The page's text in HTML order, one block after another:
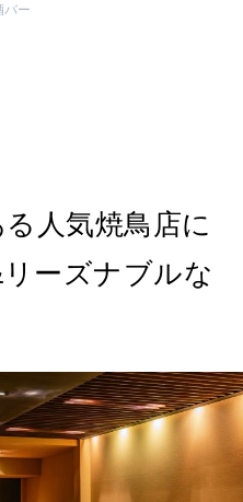
バー
人気焼鳥店に
ーズナブルな